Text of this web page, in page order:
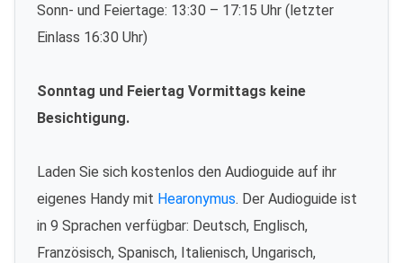
Sonn- und Feiertage: 13:30 – 17:15 Uhr (letzter
Einlass 16:30 Uhr)
Sonntag und Feiertag Vormittags keine
Besichtigung.
Laden Sie sich kostenlos den Audioguide auf ihr
eigenes Handy mit Hearonymus. Der Audioguide ist
in 9 Sprachen verfügbar: Deutsch, Englisch,
Französisch, Spanisch, Italienisch, Ungarisch,